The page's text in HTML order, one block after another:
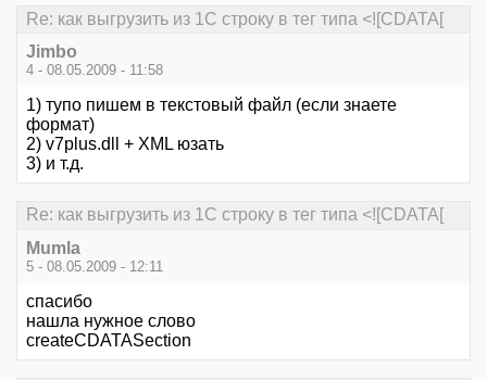
Re: как выгрузить из 1С строку в тег типа <![CDATA[
Jimbo
4 - 08.05.2009 - 11:58
1) тупо пишем в текстовый файл (если знаете
формат)
2) v7plus.dll + XML юзать
3) и т.д.
Re: как выгрузить из 1С строку в тег типа <![CDATA[
Mumla
5 - 08.05.2009 - 12:11
спасибо
нашла нужное слово
createCDATASection